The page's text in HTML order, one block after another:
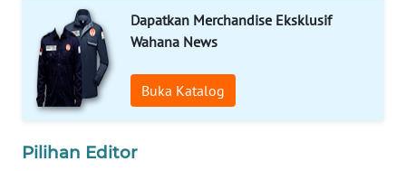
Dapatkan Merchandise Eksklusif
Wahana News
Buka Katalog
Pilihan Editor
WAHANA
TV
WAHANANEWS
ID
WAHANANEWS
CO ID